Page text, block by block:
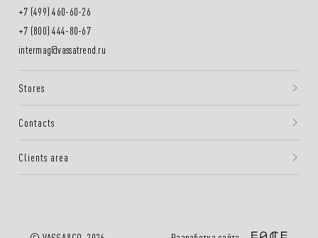
+7 (499) 460-60-26
+7 (800) 444-80-67
intermag@vassatrend.ru
Stores
Contacts
Clients area